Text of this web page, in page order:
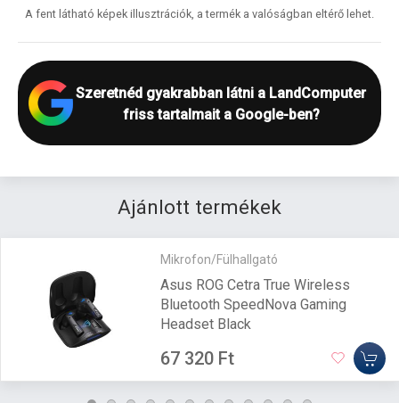
A fent látható képek illusztrációk, a termék a valóságban eltérő lehet.
Szeretnéd gyakrabban látni a LandComputer
friss tartalmait a Google-ben?
Ajánlott termékek
Mikrofon/Fülhallgató
Asus ROG Cetra True Wireless
Bluetooth SpeedNova Gaming
Headset Black
67 320 Ft